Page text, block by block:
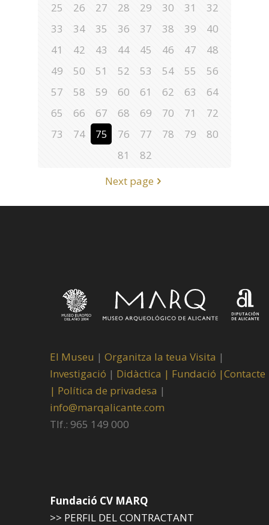
25
26 27 28 29 30 31
32
33
34 35 36 37 38 39
40
41
42 43 44 45 46 47
48
49
50 51 52 53 54 55
56
57
58 59 60 61 62 63
64
65
66 67 68 69 70 71
72
73
74 75 76 77 78 79
80
81
82
Next page
El Museu | Organitza la teua Visita |
Investigació | Didàctica | Fundació |Contacte
| Política de privadesa |
info@marqalicante.com
Tlf.: 965 149 000
Fundació CV MARQ
>> PERFIL DEL CONTRACTANT